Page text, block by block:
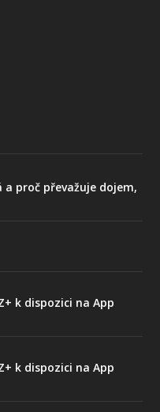
a proč převažuje dojem,
k dispozici na App
k dispozici na App